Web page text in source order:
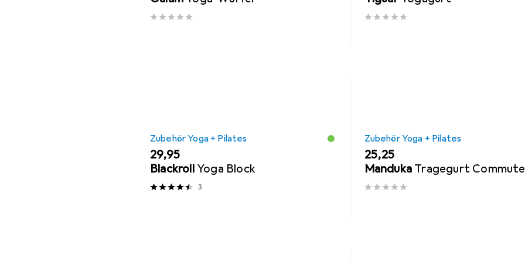
Zubehör Yoga + Pilates
EUR
29,95
Blackroll Yoga Block
3
Zubehör Yoga + Pilates
EUR
25,25
Manduka Tragegurt